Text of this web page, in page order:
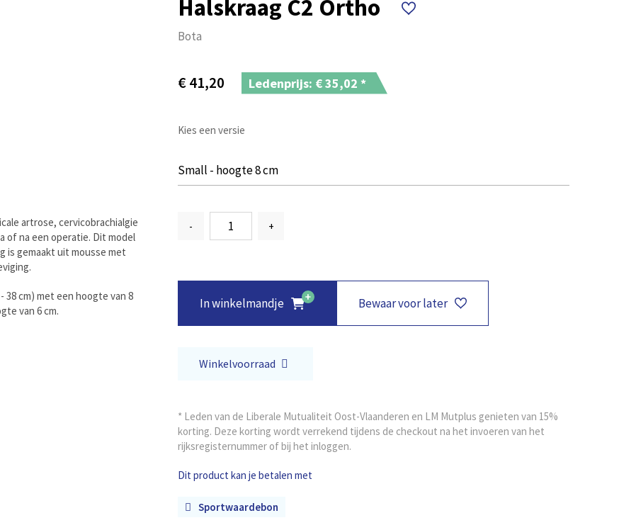
Halskraag C2 Ortho
Bota
€41,20 Ledenprijs: €35,02 *
Kies een versie
- +
In winkelmandje Bewaar voor later
Winkelvoorraad
* Leden van de Liberale Mutualiteit Oost-Vlaanderen en LM Mutplus genieten van 15%
korting. Deze korting wordt verrekend tijdens de checkout na het invoeren van het
rijksregisternummer of bij het inloggen.
Dit product kan je betalen met
Sportwaardebon
artrose, cervicobrachialgie
of na een operatie. Dit model
is gemaakt uit mousse met
38 cm) met een hoogte van 8
van 6 cm.